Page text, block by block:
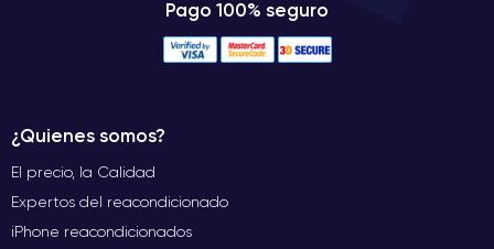
Pago 100% seguro
¿Quienes somos?
El precio, la Calidad
Expertos del reacondicionado
iPhone reacondicionados